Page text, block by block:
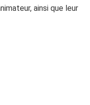
ainsi que leur